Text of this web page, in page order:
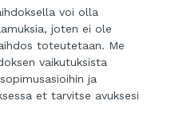
voi olla
joten ei ole
toteutetaan. Me
vaikutuksista
ja
et tarvitse avuksesi